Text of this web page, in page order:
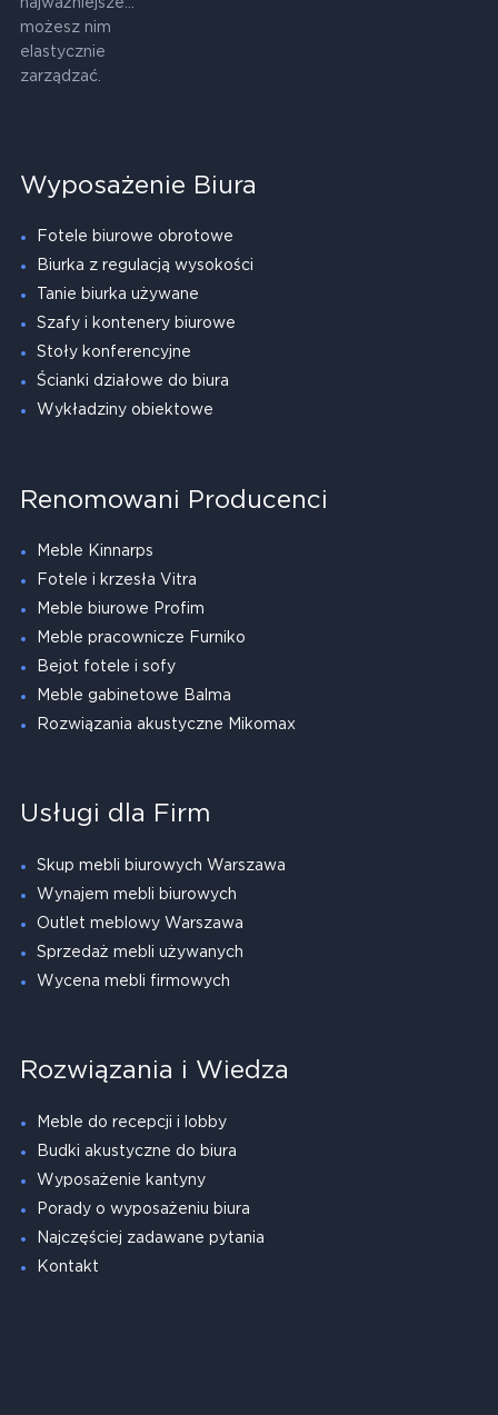
możesz nim
elastycznie
zarządzać.
Wyposażenie Biura
Fotele biurowe obrotowe
Biurka z regulacją wysokości
Tanie biurka używane
Szafy i kontenery biurowe
Stoły konferencyjne
Ścianki działowe do biura
Wykładziny obiektowe
Renomowani Producenci
Meble Kinnarps
Fotele i krzesła Vitra
Meble biurowe Profim
Meble pracownicze Furniko
Bejot fotele i sofy
Meble gabinetowe Balma
Rozwiązania akustyczne Mikomax
Usługi dla Firm
Skup mebli biurowych Warszawa
Wynajem mebli biurowych
Outlet meblowy Warszawa
Sprzedaż mebli używanych
Wycena mebli firmowych
Rozwiązania i Wiedza
Meble do recepcji i lobby
Budki akustyczne do biura
Wyposażenie kantyny
Porady o wyposażeniu biura
Najczęściej zadawane pytania
Kontakt